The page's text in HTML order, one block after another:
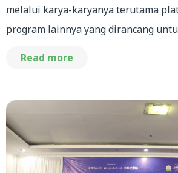
melalui karya-karyanya terutama
program lainnya yang dirancang
Read more